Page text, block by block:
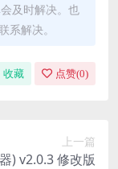
及时解决。也
解决。
收藏 点赞(0)
上一篇
) v2.0.3 修改版